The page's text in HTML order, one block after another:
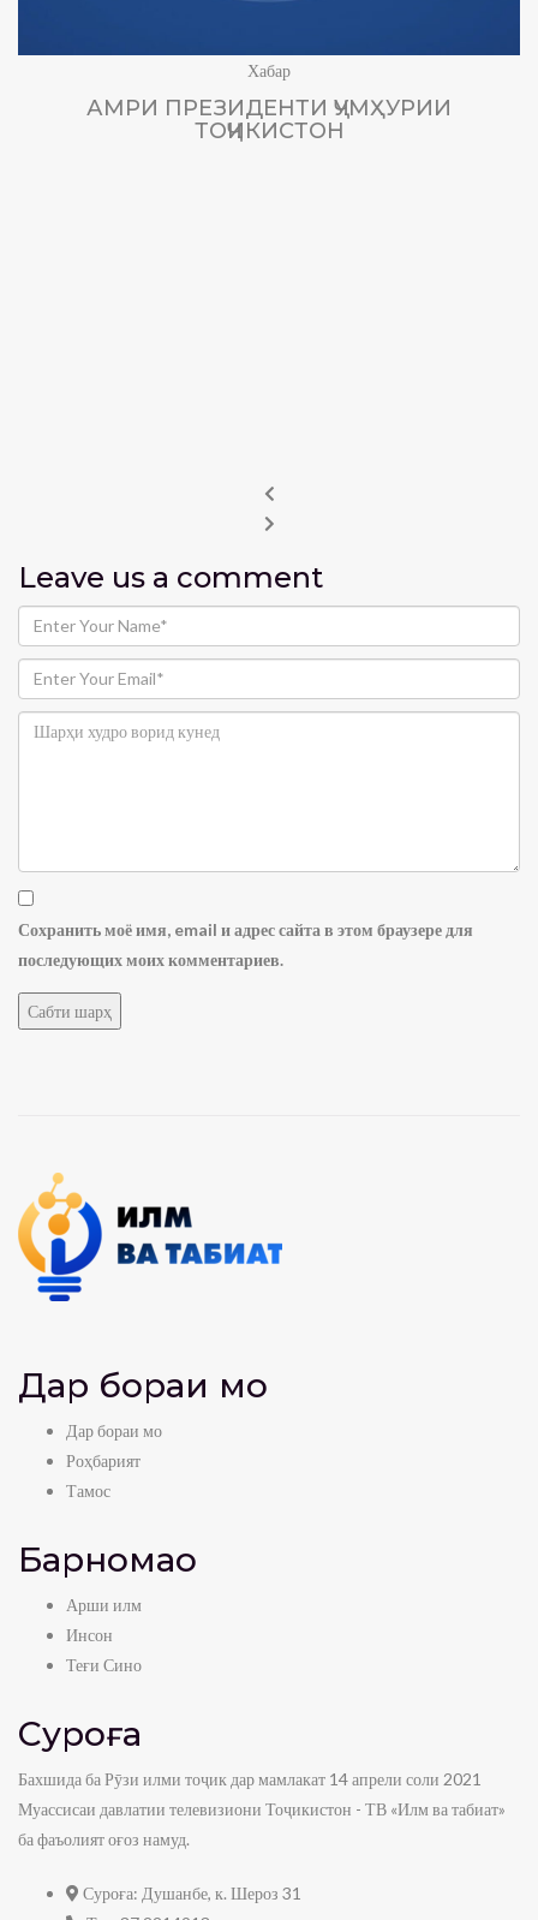
Хабар
АМРИ ПРЕЗИДЕНТИ ҶУМҲУРИИ
ТОҶИКИСТОН
Leave us a comment
Сохранить моё имя, email и адрес сайта в этом браузере для
последующих моих комментариев.
Дар бораи мо
Дар бораи мо
Роҳбарият
Тамос
Барномаҳо
Арши илм
Инсон
Теғи Сино
Суроға
Бахшида ба Рӯзи илми тоҷик дар мамлакат 14 апрели соли 2021
Муассисаи давлатии телевизиони Тоҷикистон - ТВ «Илм ва табиат»
ба фаъолият оғоз намуд.
Суроға: Душанбе, к. Шероз 31